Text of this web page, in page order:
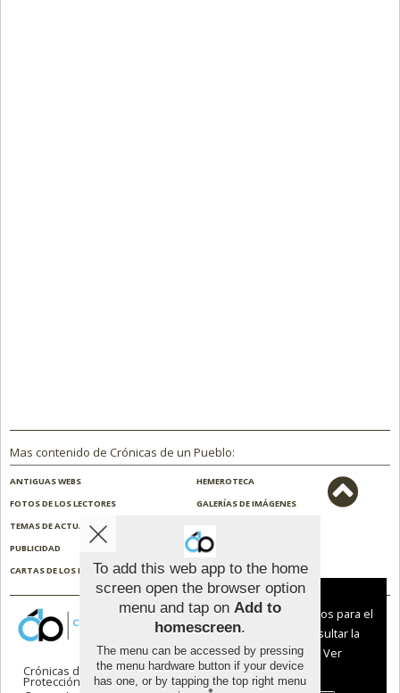
Mas contenido de Crónicas de un Pueblo:
ANTIGUAS WEBS
HEMEROTECA
FOTOS DE LOS LECTORES
GALERÍAS DE IMÁGENES
TEMAS DE ACTUALIDAD
PUBLICIDAD
CONTACTO
CARTAS DE LOS LECTORES
ENCUESTAS
Crónicas de un Pueblo |Términos de uso|
Protección de datos
To add this web app to the home
screen open the browser option
menu and tap on Add to
homescreen.
The menu can be accessed by pressing
the menu hardware button if your device
has one, or by tapping the top right menu
Aviso sobre el Uso de cookies:
Utilizamos cookies nuestras y de terceros para el
funcionamiento del digital. Puedes consultar la
lista de cookies y como desconectarlas.
Ver
nuestra Política de Privacidad y Cookies